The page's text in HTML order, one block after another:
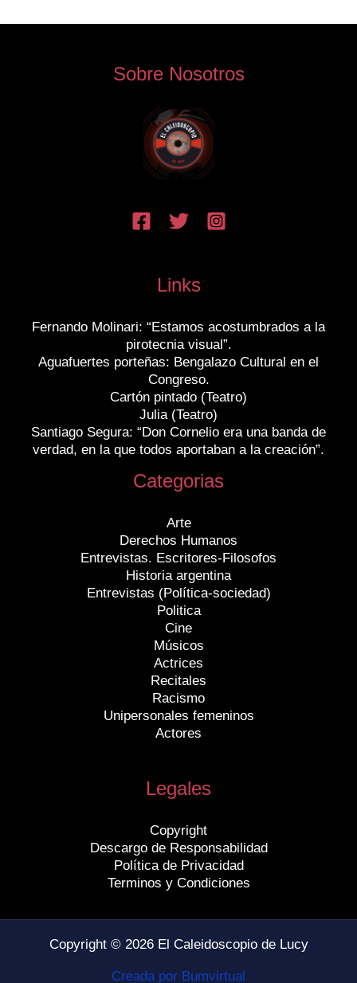
Sobre Nosotros
Links
Fernando Molinari: “Estamos acostumbrados a la
pirotecnia visual”.
Aguafuertes porteñas: Bengalazo Cultural en el
Congreso.
Cartón pintado (Teatro)
Julia (Teatro)
Santiago Segura: “Don Cornelio era una banda de
verdad, en la que todos aportaban a la creación”.
Categorias
Arte
Derechos Humanos
Entrevistas. Escritores-Filosofos
Historia argentina
Entrevistas (Política-sociedad)
Politica
Cine
Músicos
Actrices
Recitales
Racismo
Unipersonales femeninos
Actores
Legales
Copyright
Descargo de Responsabilidad
Política de Privacidad
Terminos y Condiciones
Copyright © 2026 El Caleidoscopio de Lucy
Creada por Bumvirtual